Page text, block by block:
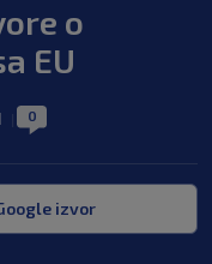
o
EU
0
izvor